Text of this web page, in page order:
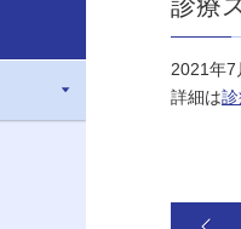
診療
2021年7
詳細は